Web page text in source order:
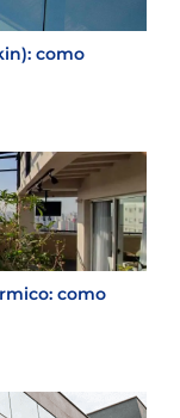
como
como